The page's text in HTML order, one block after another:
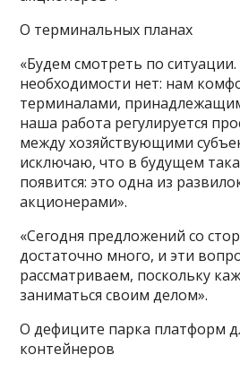
О терминальных планах
«Будем смотреть по
необходимости нет: нам
терминалами,
наша работа регулируется
между хозяйствующими
исключаю, что в будущем
появится: это одна из
акционерами».
«Сегодня предложений со
достаточно много, и эти
рассматриваем, поскольку
заниматься своим делом».
О дефиците парка платформ
контейнеров